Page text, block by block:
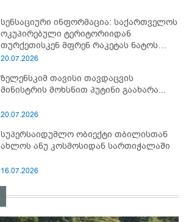
სენსაციური ინფორმაცია: საქართველოს
ოკუპირებული ტერიტორიიდან
თურქეთისკენ მფრენ რაკეტას ნატოს
სამიტი კინაღამ ჩაუშლია
20.07.2026
ზელენსკიმ თავისი თავდაცვის
მინისტრის მოხსნით პუტინი გაახარა...
20.07.2026
სუპერსაიდუმლო ობიექტი თბილისთან
ახლოს ანუ კოსმოსიდან სართიჭალაში
16.07.2026